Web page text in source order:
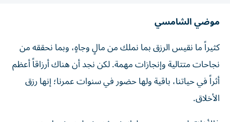
موضي الشامسي
كثيراً ما نقيس الرزق بما نملك من مالٍ وجاهٍ، وبما نحققه من
نجاحات متتالية وإنجازات مهمة. لكن نجد أن هناك أرزاقاً أعظم
أثراً في حياتنا، باقية ولها حضور في سنوات عمرنا؛ إنها رزق
الأخلاق.